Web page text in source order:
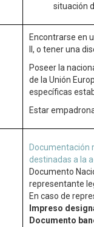
situación
Encontrarse en
II, o tener una
Poseer la
de la Unión
específicas
Estar
Documentación
destinadas a la
Documento
representante
En caso de
Impreso
Documento